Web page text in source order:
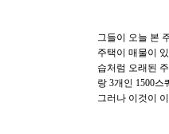
그들이 오늘 본
주택이 매물이
습처럼 오래된
랑 3개인 1500
그러나 이것이